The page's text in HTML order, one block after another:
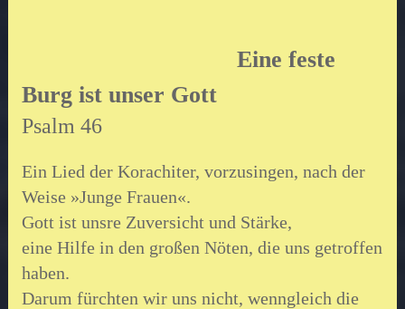
Eine feste
Burg ist unser Gott
Psalm 46
Ein Lied der Korachiter, vorzusingen, nach der
Weise »Junge Frauen«.
Gott ist unsre Zuversicht und Stärke,
eine Hilfe in den großen Nöten, die uns getroffen
haben.
Darum fürchten wir uns nicht, wenngleich die